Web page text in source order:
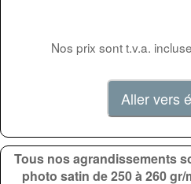
Nos prix sont t.v.a.
Tous nos agrandissements
photo satin de 250 à 260